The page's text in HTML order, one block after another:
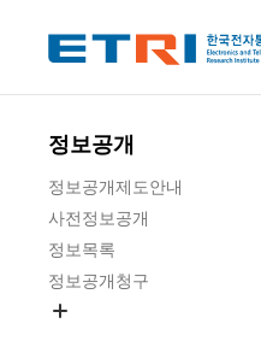
정보공개
정보공개제도안내
사전정보공개
정보목록
정보공개청구